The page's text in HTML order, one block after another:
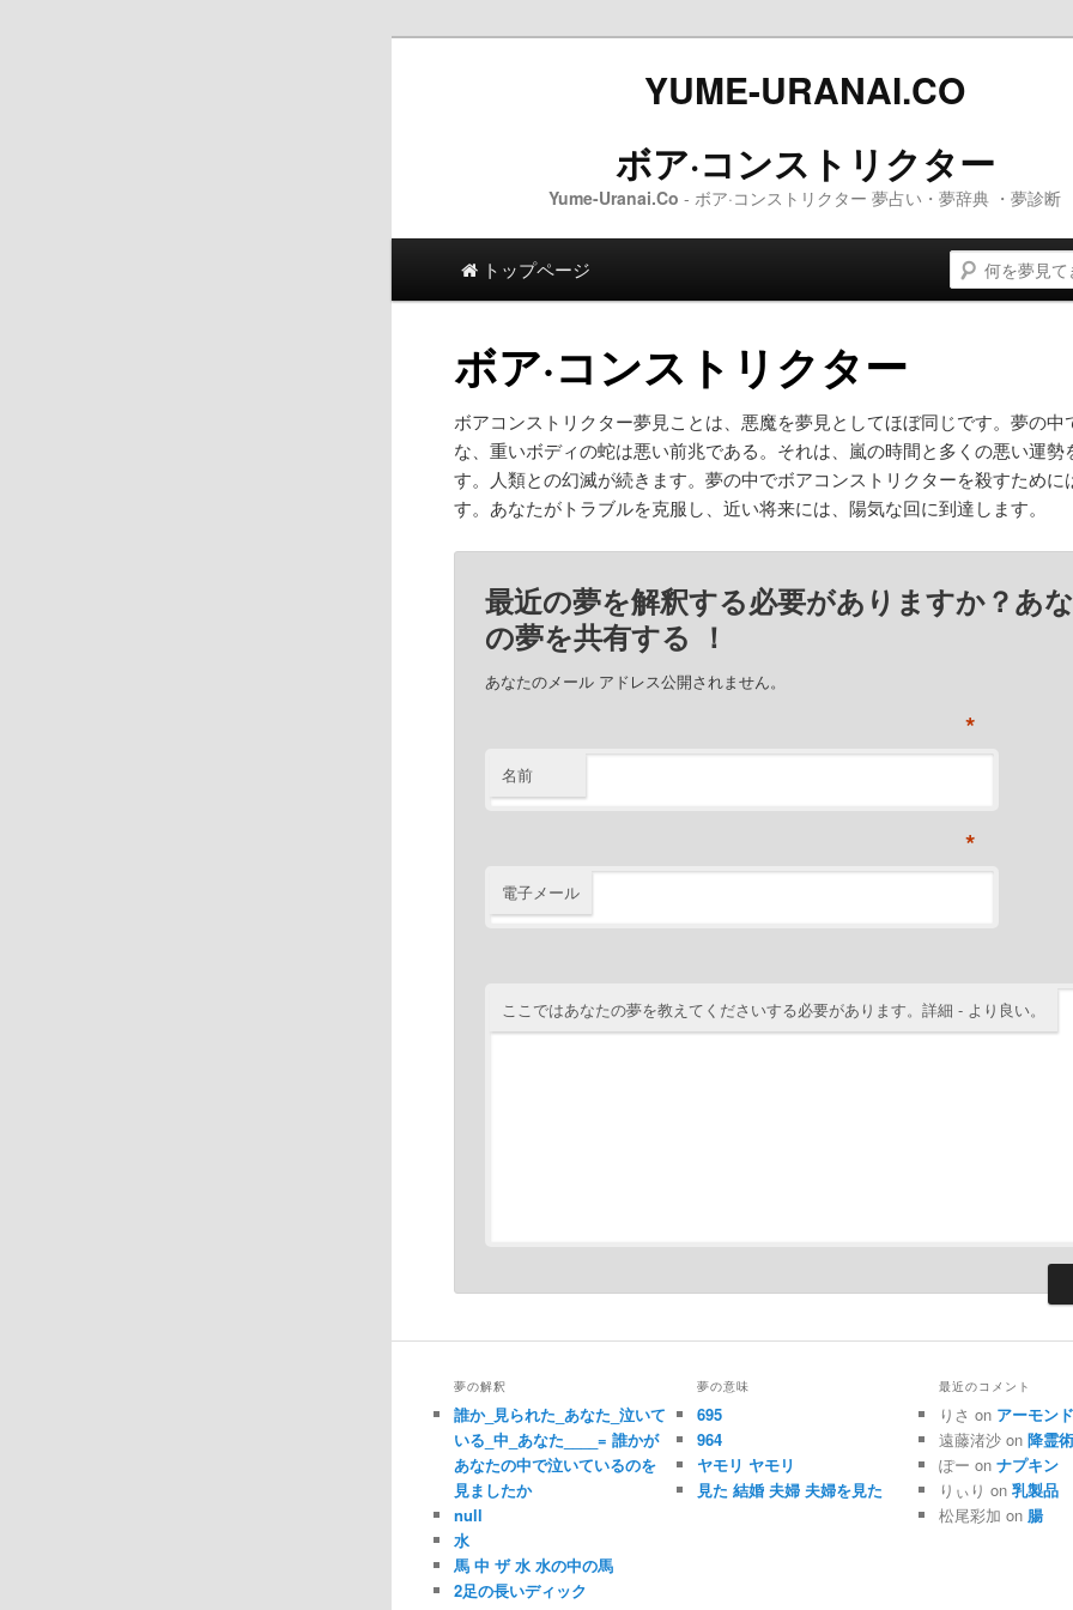
YUME-URANAI.CO
ボア·コンストリクター
Yume-Uranai.Co - ボア·コンストリクター 夢占い・夢辞典 ・夢診断
メイン コンテンツへスキップします。
二次コンテンツへスキップします。
トップページ
ボア·コンストリクター
ボアコンストリクター夢見ことは、悪魔を夢見としてほぼ同じです。夢の中
な、重いボディの蛇は悪い前兆である。それは、嵐の時間と多くの悪い運勢
す。人類との幻滅が続きます。夢の中でボアコンストリクターを殺すために
す。あなたがトラブルを克服し、近い将来には、陽気な回に到達します。
最近の夢を解釈する必要がありますか？あ
の夢を共有する ！
あなたのメール アドレス公開されません。
名前
*
電子メール
*
ここではあなたの夢を教えてくださいする必要があります。詳細 - より良い。
夢の解釈
誰か_見られた_あなた_泣いて
いる_中_あなた____= 誰かが
あなたの中で泣いているのを
見ましたか
null
水
馬 中 ザ 水 水の中の馬
2足の長いディック
夢の意味
695
964
ヤモリ ヤモリ
見た 結婚 夫婦 夫婦を見た
最近のコメント
りさ on アーモンド
遠藤渚沙 on 降霊
ぽー on ナプキン
りぃり on 乳製品
松尾彩加 on 腸